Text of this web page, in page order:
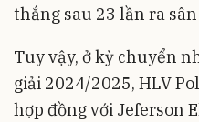
thắng sau 23 lần ra
Tuy vậy, ở kỳ chuyển
giải 2024/2025, HLV
hợp đồng với Jeferson